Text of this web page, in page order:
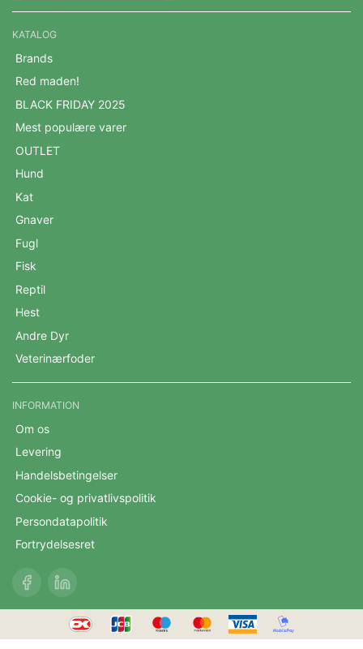
KATALOG
Brands
Red maden!
BLACK FRIDAY 2025
Mest populære varer
OUTLET
Hund
Kat
Gnaver
Fugl
Fisk
Reptil
Hest
Andre Dyr
Veterinærfoder
INFORMATION
Om os
Levering
Handelsbetingelser
Cookie- og privatlivspolitik
Persondatapolitik
Fortrydelsesret